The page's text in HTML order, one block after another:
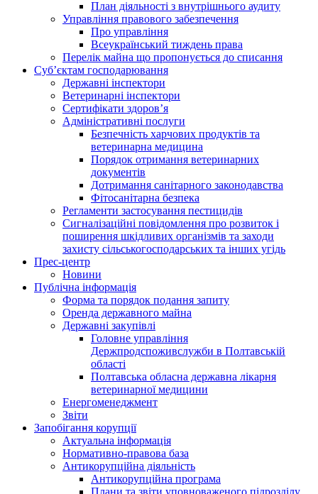
План діяльності з внутрішнього аудиту
Управління правового забезпечення
Про управління
Всеукраїнський тиждень права
Перелік майна що пропонується до списання
Суб’єктам господарювання
Державні інспектори
Ветеринарні інспектори
Сертифікати здоров’я
Адміністративні послуги
Безпечність харчових продуктів та
ветеринарна медицина
Порядок отримання ветеринарних
документів
Дотримання санітарного законодавства
Фітосанітарна безпека
Регламенти застосування пестицидів
Сигналізаційні повідомлення про розвиток і
поширення шкідливих організмів та заходи
захисту сільськогосподарських та інших угідь
Прес-центр
Новини
Публічна інформація
Форма та порядок подання запиту
Оренда державного майна
Державні закупівлі
Головне управління
Держпродспоживслужби в Полтавській
області
Полтавська обласна державна лікарня
ветеринарної медицини
Енергоменеджмент
Звіти
Запобігання корупції
Актуальна інформація
Нормативно-правова база
Антикорупційна діяльність
Антикорупційна програма
Плани та звіти уповноваженого підрозділу